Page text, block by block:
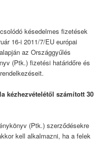
késedelmes fizetések
16-i 2011/7/EU európai
az Országgyűlés
(Ptk.) fizetési határidőre és
kézhezvételétől számított 30
(Ptk.) szerződésekre
kell alkalmazni, ha a felek